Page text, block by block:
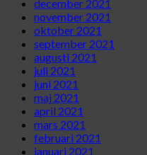
december 2021
november 2021
oktober 2021
september 2021
augusti 2021
juli 2021
juni 2021
maj 2021
april 2021
mars 2021
februari 2021
januari 2021